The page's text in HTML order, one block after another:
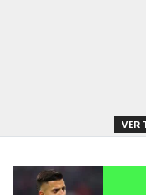
VER